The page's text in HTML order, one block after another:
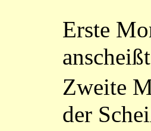
Erste
Zweite
der